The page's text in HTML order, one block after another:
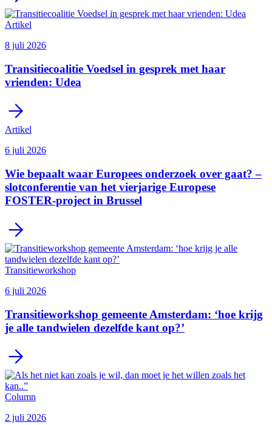
Artikel
8 juli 2026
Transitiecoalitie Voedsel in gesprek met haar
vrienden: Udea
Artikel
6 juli 2026
Wie bepaalt waar Europees onderzoek over gaat? –
slotconferentie van het vierjarige Europese
FOSTER-project in Brussel
Transitieworkshop
6 juli 2026
Transitieworkshop gemeente Amsterdam: ‘hoe krijg
je alle tandwielen dezelfde kant op?’
Column
2 juli 2026